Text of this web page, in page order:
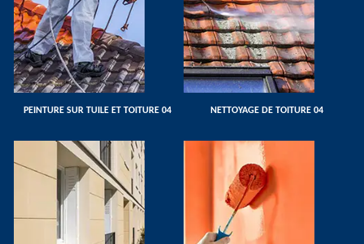
PEINTURE SUR TUILE ET TOITURE 04 NETTOYAGE DE TOITURE 04